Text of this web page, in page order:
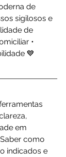
de
sigilosos e
de
•
💙
em
como
indicados e